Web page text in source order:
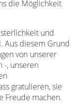
die Möglichkeit
und
Aus diesem Grund
von unserer
-, unseren
gratulieren, sie
Freude machen.